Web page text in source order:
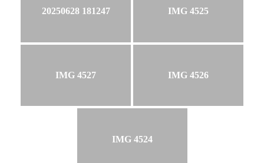
20250628 181247 IMG 4525
IMG 4527 IMG 4526
IMG 4524